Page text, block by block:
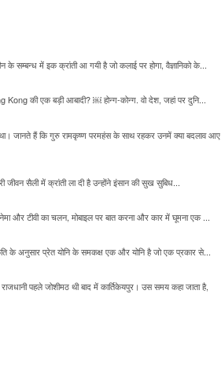
के सम्बन्ध में इक क्रांती आ गयी है जो कलाई पर होगा, वैज्ञानिको के...
की एक बड़ी आबादी? ￼ होन्ग-कोन्ग. वो देश, जहां पर दुनि...
था। जानते हैं कि गुरु रामकृष्ण परमहंस के साथ रहकर उनमें क्या बदलाव आए
जीवन सैली में क्रांती ला दी है उन्होंने इंसान की सुख सुबिध...
और टीवी का चलन, मोबाइल पर बात करना और कार में घूमना एक ...
के अनुसार प्रेत योनि के समकक्ष एक और योनि है जो एक प्रकार से...
पहले जोशीमठ थी बाद में कार्तिकेयपुर। उस समय कहा जाता है,